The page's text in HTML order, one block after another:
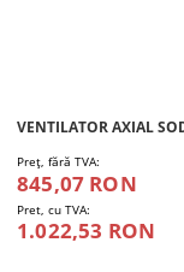
VENTILATOR AXIAL
Preţ, fără TVA:
845,07 RON
Pret, cu TVA:
1.022,53 RON